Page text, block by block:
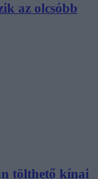
az olcsóbb
tölthető kínai